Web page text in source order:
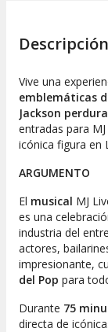
Descripción
Vive una
emblemáticas
Jackson
entradas para
icónica figura en
ARGUMENTO
El musical MJ
es una
industria del
actores,
impresionante,
del Pop para
Durante 75
directa de